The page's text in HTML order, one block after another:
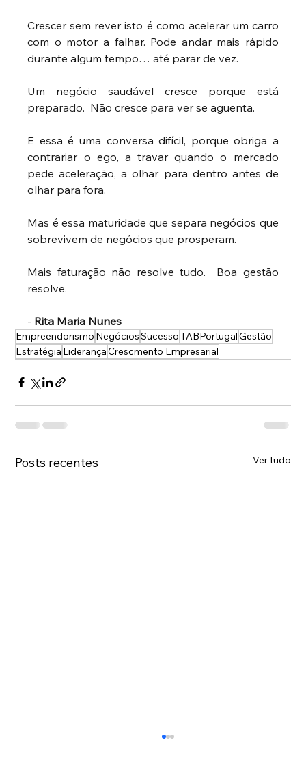
Crescer sem rever isto é como acelerar um carro
com o motor a falhar. Pode andar mais rápido
durante algum tempo… até parar de vez.
Um negócio saudável cresce porque está
preparado.  Não cresce para ver se aguenta.
E essa é uma conversa difícil, porque obriga a
contrariar o ego, a travar quando o mercado
pede aceleração, a olhar para dentro antes de
olhar para fora.
Mas é essa maturidade que separa negócios que
sobrevivem de negócios que prosperam.
Mais faturação não resolve tudo.  Boa gestão
resolve.
- Rita Maria Nunes
Empreendorismo NegóciosSucessoTABPortugalGestão
Estratégia LiderançaCrescmento Empresarial
Posts recentes Ver tudo